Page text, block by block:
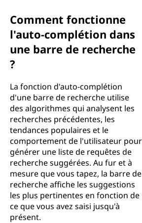
Comment fonctionne
l'auto-complétion dans
une barre de recherche
?
La fonction d'auto-complétion
d'une barre de recherche utilise
des algorithmes qui analysent les
recherches précédentes, les
tendances populaires et le
comportement de l'utilisateur pour
générer une liste de requêtes de
recherche suggérées. Au fur et à
mesure que vous tapez, la barre de
recherche affiche les suggestions
les plus pertinentes en fonction de
ce que vous avez saisi jusqu'à
présent.